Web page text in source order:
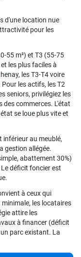
d'une location nue
pour les
55 m²) et T3 (55-75
les plus faciles à
les T3-T4 voire
les actifs, les T2
seniors, privilégiez les
des commerces. L'état
se loue plus vite et
inférieur au meublé,
gestion allégée.
abattement 30%)
déficit foncier est
à ceux qui
les locataires
attire les
à financer (déficit
parc existant. La